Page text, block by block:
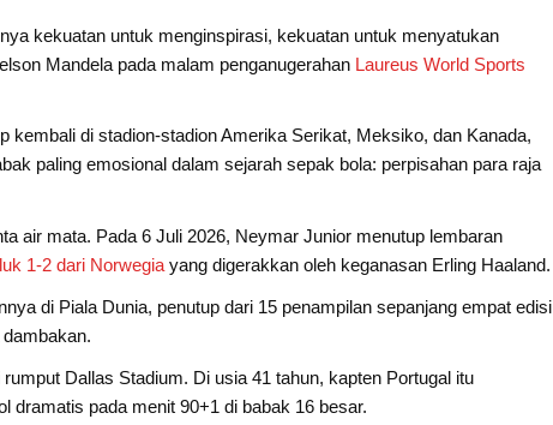
kekuatan untuk menginspirasi, kekuatan untuk menyatukan
Mandela pada malam penganugerahan Laureus World Sports
kembali di stadion-stadion Amerika Serikat, Meksiko, dan Kanada,
paling emosional dalam sejarah sepak bola: perpisahan para raja
air mata. Pada 6 Juli 2026, Neymar Junior menutup lembaran
1-2 dari Norwegia yang digerakkan oleh keganasan Erling Haaland.
di Piala Dunia, penutup dari 15 penampilan sepanjang empat edisi
Dallas Stadium. Di usia 41 tahun, kapten Portugal itu
dramatis pada menit 90+1 di babak 16 besar.